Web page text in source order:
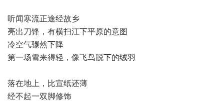
听闻寒流正途经故乡
亮出刀锋，有横扫江下平原的意图
冷空气骤然下降
第一场雪来得轻，像飞鸟脱下的绒羽
落在地上，比宣纸还薄
经不起一双脚修饰